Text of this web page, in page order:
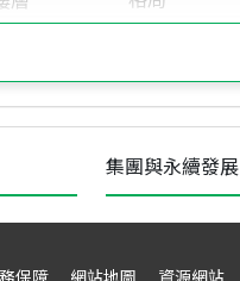
集團與永續發展
保障 網站地圖 資源網站